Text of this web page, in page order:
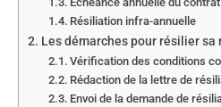
Résiliation infra-annuelle
Les démarches pour résilier sa
Vérification des conditions
Rédaction de la lettre de
Envoi de la demande de